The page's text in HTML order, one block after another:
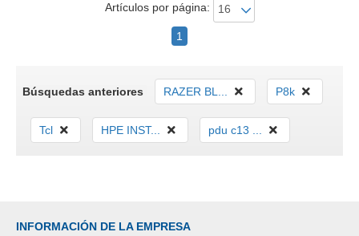
Artículos por página:
1
Búsquedas anteriores RAZER BL... P8k
Tcl HPE INST... pdu c13 ...
INFORMACIÓN DE LA EMPRESA